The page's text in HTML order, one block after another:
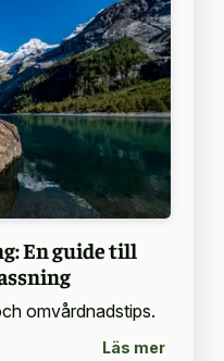
En guide till
omvårdnadstips.
Läs mer